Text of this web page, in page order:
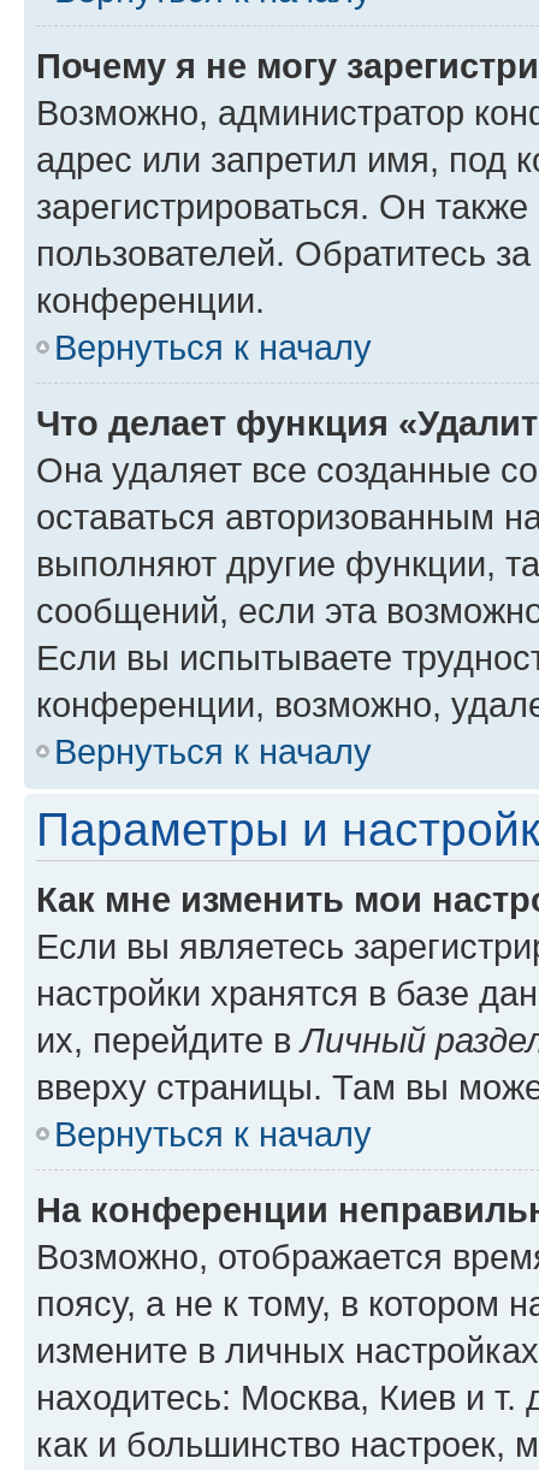
Почему я не могу
Возможно, администратор
адрес или запретил имя, под
зарегистрироваться. Он
пользователей. Обратитесь
конференции.
Вернуться к началу
Что делает функция
Она удаляет все созданные
оставаться авторизованным
выполняют другие функции,
сообщений, если эта
Если вы испытываете
конференции, возможно,
Вернуться к началу
Параметры и
Как мне изменить мои
Если вы являетесь
настройки хранятся в базе
их, перейдите вЛичный
вверху страницы. Там вы
Вернуться к началу
На конференции
Возможно, отображается
поясу, а не к тому, в котором
измените в личных
находитесь: Москва, Киев и т.
как и большинство настроек,